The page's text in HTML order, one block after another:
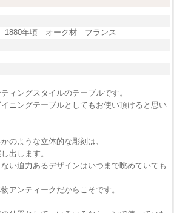
1880年頃 オーク材 フランス
ィングスタイルのテーブルです。
ニングテーブルとしてもお使い頂けると思い
のような立体的な彫刻は、
出します。
い迫力あるデザインはいつまで眺めていても
アンティークだからこそです。